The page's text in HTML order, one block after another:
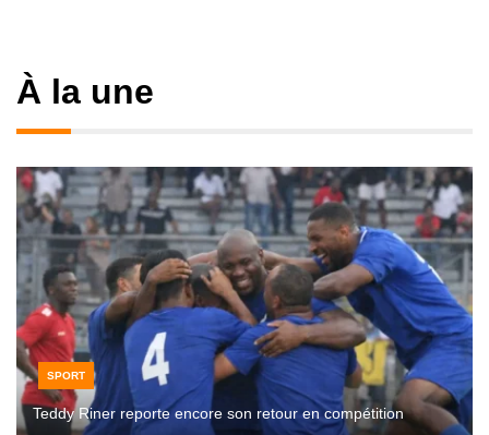
À la une
SPORT
Teddy Riner reporte encore son retour en compétition